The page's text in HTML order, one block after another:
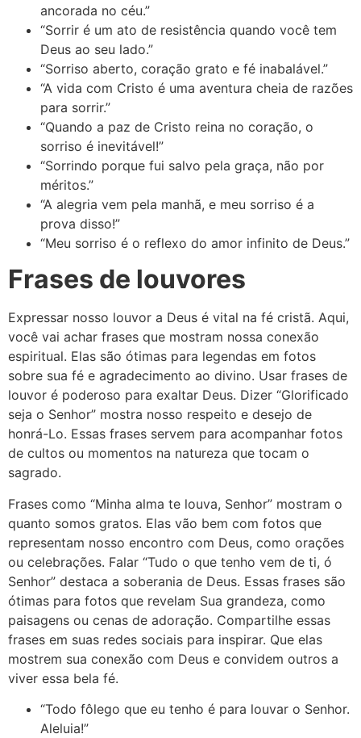
ancorada no céu.”
“Sorrir é um ato de resistência quando você tem
Deus ao seu lado.”
“Sorriso aberto, coração grato e fé inabalável.”
“A vida com Cristo é uma aventura cheia de razões
para sorrir.”
“Quando a paz de Cristo reina no coração, o
sorriso é inevitável!”
“Sorrindo porque fui salvo pela graça, não por
méritos.”
“A alegria vem pela manhã, e meu sorriso é a
prova disso!”
“Meu sorriso é o reflexo do amor infinito de Deus.”
Frases de louvores
Expressar nosso louvor a Deus é vital na fé cristã. Aqui,
você vai achar frases que mostram nossa conexão
espiritual. Elas são ótimas para legendas em fotos
sobre sua fé e agradecimento ao divino. Usar frases de
louvor é poderoso para exaltar Deus. Dizer “Glorificado
seja o Senhor” mostra nosso respeito e desejo de
honrá-Lo. Essas frases servem para acompanhar fotos
de cultos ou momentos na natureza que tocam o
sagrado.
Frases como “Minha alma te louva, Senhor” mostram o
quanto somos gratos. Elas vão bem com fotos que
representam nosso encontro com Deus, como orações
ou celebrações. Falar “Tudo o que tenho vem de ti, ó
Senhor” destaca a soberania de Deus. Essas frases são
ótimas para fotos que revelam Sua grandeza, como
paisagens ou cenas de adoração. Compartilhe essas
frases em suas redes sociais para inspirar. Que elas
mostrem sua conexão com Deus e convidem outros a
viver essa bela fé.
“Todo fôlego que eu tenho é para louvar o Senhor.
Aleluia!”